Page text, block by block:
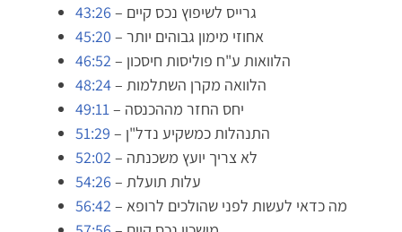
43:26
– גרייס לשיפוץ נכס קיים
45:20
– אחוזי מימון גבוהים יותר
46:52
– הלוואות ע"ח פוליסות חיסכון
48:24
– הלוואה מקרן השתלמות
49:11
– יחס החזר מההכנסה
51:29
– התנהלות כמשקיע נדל"ן
52:02
– לא צריך יועץ משכנתה
54:26
– עלות תועלת
56:42
– מה כדאי לעשות לפני שהולכים לרופא